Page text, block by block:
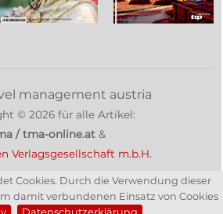
Cookies. Durch die Verwendung dieser
damit verbundenen Einsatz von Cookies
management austria
© 2026für alle Artikel:
/ tma-online.at&
Verlagsgesellschaft m.b.H.